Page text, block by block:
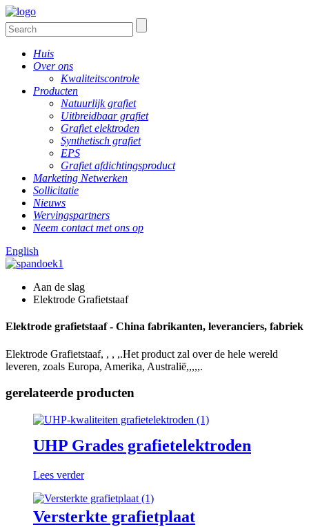
Huis
Over ons
Kwaliteitscontrole
Producten
Natuurlijk grafiet
Uitbreidbaar grafiet
Grafiet elektroden
Synthetisch grafiet
EPS
Grafiet afdichtingsproduct
Marketing Netwerken
Sollicitatie
Nieuws
Wervingspartners
Neem contact met ons op
English
Aan de slag
Elektrode Grafietstaaf
Elektrode grafietstaaf - China fabrikanten, leveranciers, fabriek
Elektrode Grafietstaaf, , , ,.Het product zal over de hele wereld
leveren, zoals Europa, Amerika, Australië,,,,,.
gerelateerde producten
UHP Grades grafietelektroden
Lees verder
Versterkte grafietplaat